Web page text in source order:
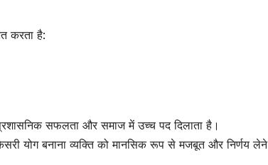
करता है:
सफलता और समाज में उच्च पद दिलाता है।
योग बनाना व्यक्ति को मानसिक रूप से मजबूत और निर्णय लेने